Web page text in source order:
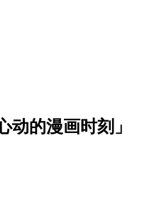
的漫画时刻」